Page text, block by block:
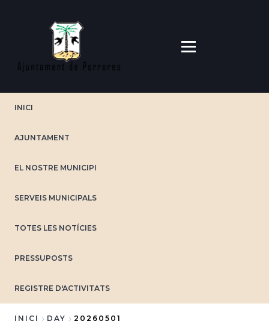
INICI
AJUNTAMENT
EL NOSTRE MUNICIPI
SERVEIS MUNICIPALS
TOTES LES NOTÍCIES
PRESSUPOSTS
REGISTRE D'ACTIVITATS
INICI DAY 20260501